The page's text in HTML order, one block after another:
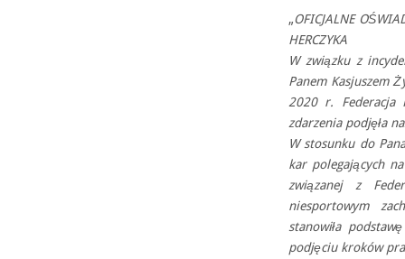
„OFICJALNE
HERCZYKA
W związku z
Panem Kasjuszem
2020 r. Federacja
zdarzenia podjęła
W stosunku do
kar polegających
związanej z
niesportowym
stanowiła
podjęciu kroków